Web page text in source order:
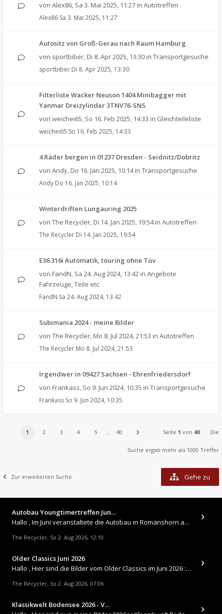
von Alex86, Sa 3. Mai 2025, 11:27 in Autotreffen
Alex86 Sa 3. Mai 2025, 11:27
Autositz von Groß-Gerau nach Raum Hamburg
von sportbiber, Di 8. Apr 2025, 13:30 in Transportgesuche
sportbiber Di 8. Apr 2025, 13:30
Filterliste Wacker Neuson 1404 Minibagger mit
Yanmar Dreizylinder 3TNV76-SNS
von weichei65, So 16. Feb 2025, 14:33 in Gleichteileliste
weichei65 So 16. Feb 2025, 14:33
4 Räder bergen in 01237 Dresden - Seidnitz/Dobritz
von Andy, Do 16. Jan 2025, 10:14in Transportgesuche
Andy Do 16. Jan 2025, 10:14
Winterdriften Lungauring 2025
von The Recycler, Di 14. Jan 2025, 19:54in Autotreffen
The Recycler Di 14. Jan 2025, 19:54
E36 316i Automatik, touring ohne Tüv
von FandN, Sa 24. Aug 2024, 13:42 in Angebote
Fahrzeuge, Teile etc.
FandN Sa 24. Aug 2024, 13:42
Subimania 2024 - meine Bilder
von The Recycler, Mo 8. Jul 2024, 21:53 in Autotreffen
The Recycler Mo 8. Jul 2024, 21:53
Irgendwer in 09427 Sachsen - Ehrenfriedersdorf
von Frankass, So 9. Jun 2024, 10:35 in Transportgesuche
Frankass So 9. Jun 2024, 10:35
1 2 3 4 5 … 40 Seite 1 von 40 Die
Suche ergab mehr als 1000 Treffer
Zur erweiterten Suche Gehe zu
Autobau Youngtimertreffen Jun…
Hallo , Im Juni veranstaltete die Autobau in Romanshorn auf ihrem Gelände ein kleines Youngtimertreffen : https://up.
The Recycler, So 2. Aug 2026, 12:10
Older Classics Juni 2026
​Hallo , Hier sind die Bilder vom Older Classics im Juni 2026 : https://up.picr.de/51155940wd.jpg https://up.pic
The Recycler, So 2. Aug 2026, 07:06
Klassikwelt Bodensee 2026 - V…